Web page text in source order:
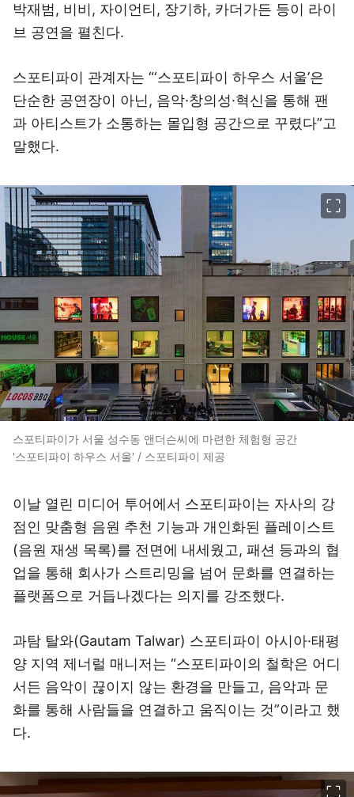
박재범, 비비, 자이언티, 장기하, 카더가든 등이 라이
브 공연을 펼친다.
스포티파이 관계자는 “‘스포티파이 하우스 서울’은
단순한 공연장이 아닌, 음악·창의성·혁신을 통해 팬
과 아티스트가 소통하는 몰입형 공간으로 꾸렸다”고
말했다.
스포티파이가 서울 성수동 앤더슨씨에 마련한 체험형 공간
'스포티파이 하우스 서울' / 스포티파이 제공
이날 열린 미디어 투어에서 스포티파이는 자사의 강
점인 맞춤형 음원 추천 기능과 개인화된 플레이스트
(음원 재생 목록)를 전면에 내세웠고, 패션 등과의 협
업을 통해 회사가 스트리밍을 넘어 문화를 연결하는
플랫폼으로 거듭나겠다는 의지를 강조했다.
과탐 탈와(Gautam Talwar) 스포티파이 아시아·태평
양 지역 제너럴 매니저는 “스포티파이의 철학은 어디
서든 음악이 끊이지 않는 환경을 만들고, 음악과 문
화를 통해 사람들을 연결하고 움직이는 것”이라고 했
다.